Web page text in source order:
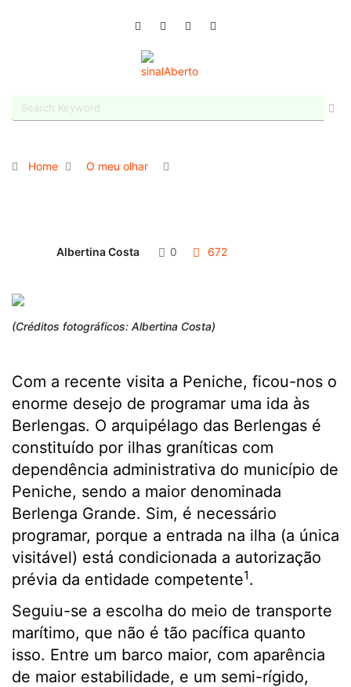
Home O meu olhar
Albertina Costa 0 672
(Créditos fotográficos: Albertina Costa)
Com a recente visita a Peniche, ficou-nos o
enorme desejo de programar uma ida às
Berlengas. O arquipélago das Berlengas é
constituído por ilhas graníticas com
dependência administrativa do município de
Peniche, sendo a maior denominada
Berlenga Grande. Sim, é necessário
programar, porque a entrada na ilha (a única
visitável) está condicionada a autorização
prévia da entidade competente1.
Seguiu-se a escolha do meio de transporte
marítimo, que não é tão pacífica quanto
isso. Entre um barco maior, com aparência
de maior estabilidade, e um semi-rígido,